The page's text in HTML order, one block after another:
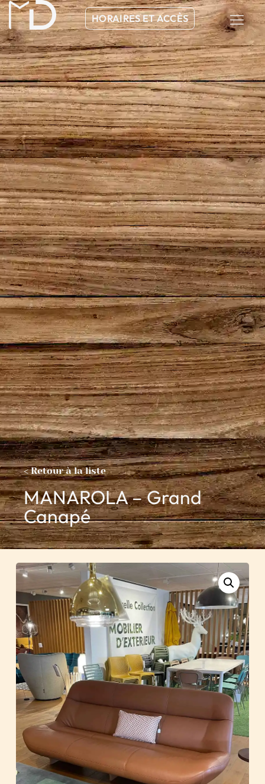
HORAIRES ET ACCÈS
< Retour à la liste
MANAROLA – Grand
Canapé